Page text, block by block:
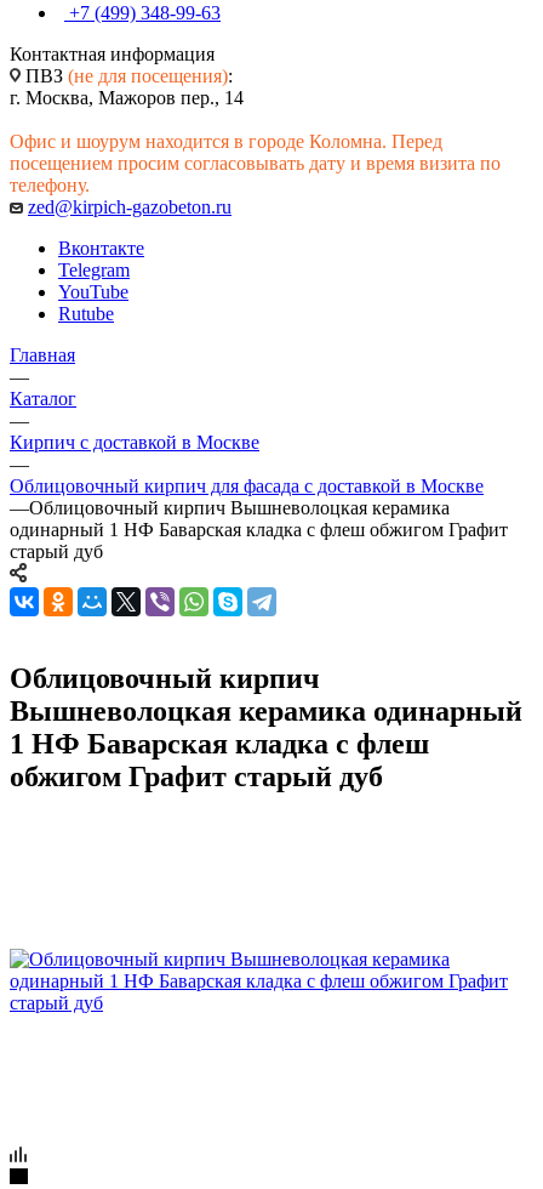
+7 (499) 348-99-63
Контактная информация
ПВЗ (не для посещения):
г. Москва, Мажоров пер., 14
Офис и шоурум находится в городе Коломна. Перед
посещением просим согласовывать дату и время визита по
телефону.
zed@kirpich-gazobeton.ru
Вконтакте
Telegram
YouTube
Rutube
Главная
—
Каталог
—
Кирпич с доставкой в Москве
—
Облицовочный кирпич для фасада с доставкой в Москве
—Облицовочный кирпич Вышневолоцкая керамика
одинарный 1 НФ Баварская кладка с флеш обжигом Графит
старый дуб
Облицовочный кирпич
Вышневолоцкая керамика одинарный
1 НФ Баварская кладка с флеш
обжигом Графит старый дуб